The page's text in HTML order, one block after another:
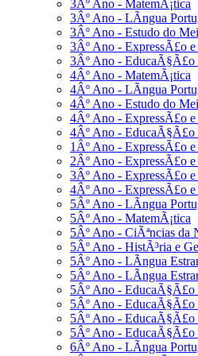
3Âº Ano - MatemÃ¡tica
3Âº Ano - LÃ­ngua
3Âº Ano - Estudo do
3Âº Ano - ExpressÃ£o
3Âº Ano -
4Âº Ano - MatemÃ¡tica
4Âº Ano - LÃ­ngua
4Âº Ano - Estudo do
4Âº Ano - ExpressÃ£o
4Âº Ano -
1Âº Ano - ExpressÃ£o
2Âº Ano - ExpressÃ£o
3Âº Ano - ExpressÃ£o
4Âº Ano - ExpressÃ£o
5Âº Ano - LÃ­ngua
5Âº Ano - MatemÃ¡tica
5Âº Ano - CiÃªncias da
5Âº Ano - HistÃ³ria e
5Âº Ano - LÃ­ngua
5Âº Ano - LÃ­ngua
5Âº Ano - EducaÃ§Ã£o
5Âº Ano - EducaÃ§Ã£o
5Âº Ano - EducaÃ§Ã£o
5Âº Ano -
6Âº Ano - LÃ­ngua